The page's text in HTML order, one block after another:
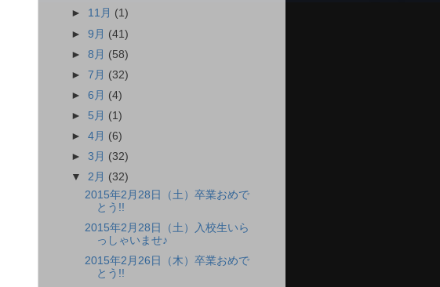
► 11月 (1)
►9月 (41)
►8月 (58)
►7月 (32)
►6月 (4)
► 5月 (1)
►4月 (6)
►3月 (32)
▼2月 (32)
2015年2月28日（土）卒業おめで
とう!!
2015年2月28日（土）入校生いら
っしゃいませ♪
2015年2月26日（木）卒業おめで
とう!!